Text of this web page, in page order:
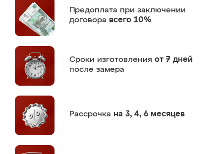
Предоплата при заключении
договора всего 10%
Сроки изготовления от 7 дней
после замера
Рассрочка на 3, 4, 6 месяцев